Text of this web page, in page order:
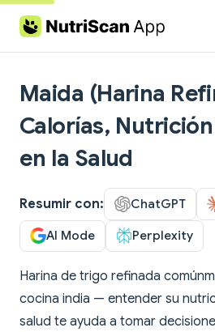
Skip to content
Maida (Harina
Calorías,
en la Salud
Resumir con: ChatGPT
AI Mode Perplexity
Harina de trigo refinada
cocina india — entender su
salud te ayuda a tomar